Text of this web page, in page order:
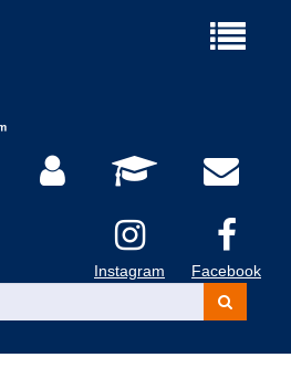
Menü
Instagram Facebook
Kurse
suchen